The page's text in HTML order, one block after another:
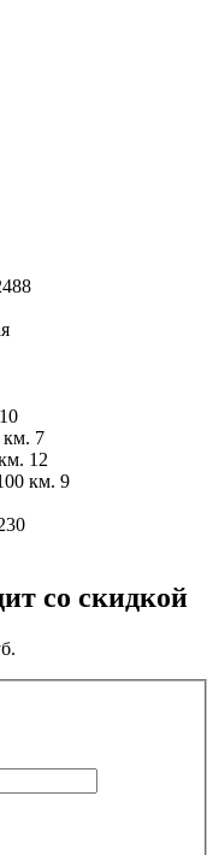
км. 7
12
км. 9
со скидкой